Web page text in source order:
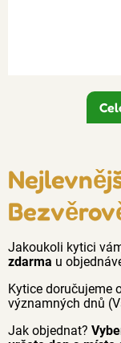
Jakoukoli kytici
zdarma u
Kytice doručujeme
významných dnů
Jak objednat?